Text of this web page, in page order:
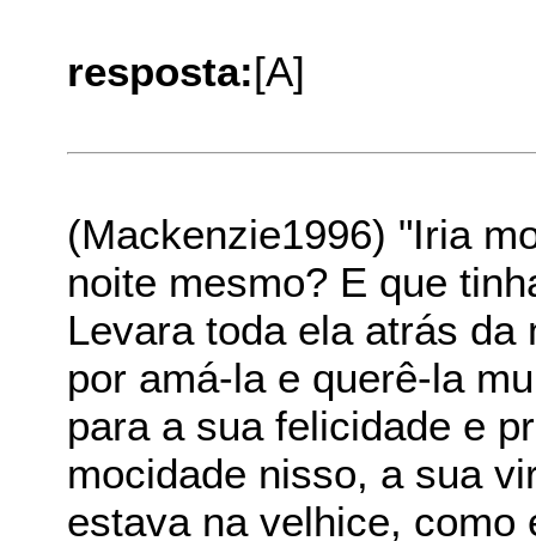
resposta:[A]
(Mackenzie1996) "Iria
noite mesmo? E que
Levara toda ela atrás
por amá-la e querê-la
para a sua felicidade e
mocidade nisso, a sua
estava na velhice, como